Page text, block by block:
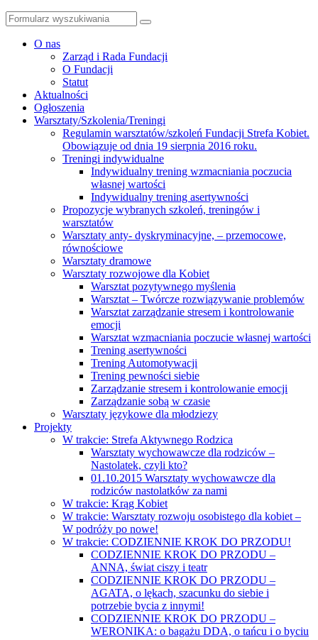
Szukaj
O nas
Zarząd i Rada Fundacji
O Fundacji
Statut
Aktualności
Ogłoszenia
Warsztaty/Szkolenia/Treningi
Regulamin warsztatów/szkoleń Fundacji Strefa Kobiet.
Obowiązuje od dnia 19 sierpnia 2016 roku.
Treningi indywidualne
Indywidualny trening wzmacniania poczucia
własnej wartości
Indywidualny trening asertywności
Propozycje wybranych szkoleń, treningów i
warsztatów
Warsztaty anty- dyskryminacyjne, – przemocowe,
równościowe
Warsztaty dramowe
Warsztaty rozwojowe dla Kobiet
Warsztat pozytywnego myślenia
Warsztat – Twórcze rozwiązywanie problemów
Warsztat zarządzanie stresem i kontrolowanie
emocji
Warsztat wzmacniania poczucie własnej wartości
Trening asertywności
Trening Automotywacji
Trening pewności siebie
Zarządzanie stresem i kontrolowanie emocji
Zarządzanie sobą w czasie
Warsztaty językowe dla młodziezy
Projekty
W trakcie: Strefa Aktywnego Rodzica
Warsztaty wychowawcze dla rodziców –
Nastolatek, czyli kto?
01.10.2015 Warsztaty wychowawcze dla
rodziców nastolatków za nami
W trakcie: Krąg Kobiet
W trakcie: Warsztaty rozwoju osobistego dla kobiet –
W podróży po nowe!
W trakcie: CODZIENNIE KROK DO PRZODU!
CODZIENNIE KROK DO PRZODU –
ANNA, świat ciszy i teatr
CODZIENNIE KROK DO PRZODU –
AGATA, o lękach, szacunku do siebie i
potrzebie bycia z innymi!
CODZIENNIE KROK DO PRZODU –
WERONIKA: o bagażu DDA, o tańcu i o byciu